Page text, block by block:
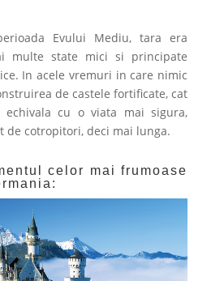
Evului Mediu, tara era
multe state mici si principate
In acele vremuri in care nimic
de castele fortificate, cat
echivala cu o viata mai sigura,
de cotropitori, deci mai lunga.
celor mai frumoase